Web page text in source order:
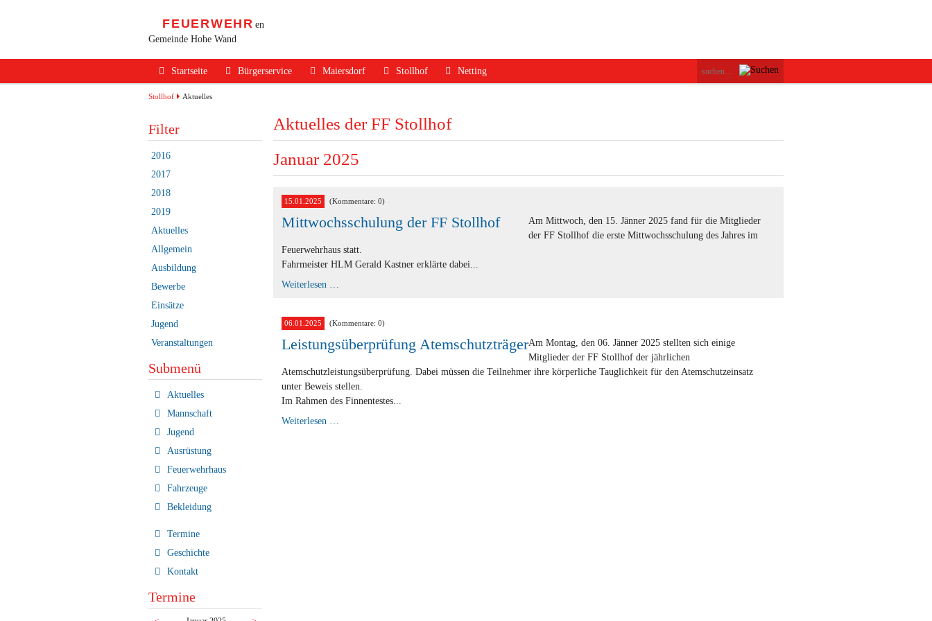
FEUERWEHR en
Gemeinde Hohe Wand
überspringen
Startseite Bürgerservice
Verhalten im Brandfall
Verkehrsunfälle
Rechtliches
Beitritt zur FF
Maiersdorf
Mannschaft
Termine
Geschichte
Kontakt
Stollhof
Mannschaft
Geschichte
Netting
Kontakt
Stollhof Aktuelles
Aktuelles der FF Stollhof
Januar 2025
15.01.2025 (Kommentare: 0)
Mittwochsschulung der FF Stollhof
Am Mittwoch, den 15. Jänner 2025 fand für die Mitglieder
der FF Stollhof die erste Mittwochsschulung des Jahres im
Feuerwehrhaus statt.
Fahrmeister HLM Gerald Kastner erklärte dabei...
Weiterlesen …
06.01.2025 (Kommentare: 0)
Leistungsüberprüfung AtemschutzträgerAm Montag, den 06. Jänner 2025 stellten sich einige
Mitglieder der FF Stollhof der jährlichen
Atemschutzleistungsüberprüfung. Dabei müssen die Teilnehmer ihre körperliche Tauglichkeit für den Atemschutzeinsatz
unter Beweis stellen.
Im Rahmen des Finnentestes...
Weiterlesen …
Filter
2016
2017
2018
2019
Aktuelles
Allgemein
Ausbildung
Bewerbe
Einsätze
Jugend
Veranstaltungen
Submenü
Navigation
Aktuelles
Mannschaft
Jugend
Ausrüstung
Feuerwehrhaus
Fahrzeuge
Bekleidung
Termine
Geschichte
Kontakt
Termine